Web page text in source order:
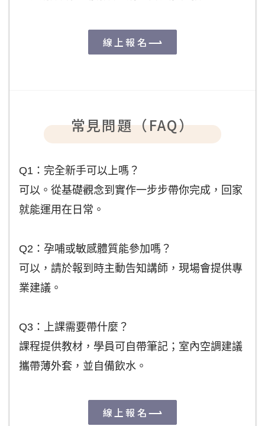
線上報名
常見問題（FAQ）
Q1：完全新手可以上嗎？
可以。從基礎觀念到實作一步步帶你完成，回家
就能運用在日常。
Q2：孕哺或敏感體質能參加嗎？
可以，請於報到時主動告知講師，現場會提供專
業建議。
Q3：上課需要帶什麼？
課程提供教材，學員可自帶筆記；室內空調建議
攜帶薄外套，並自備飲水。
線上報名